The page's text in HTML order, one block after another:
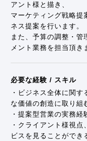
アント様と描き、
マーケティング戦略提
ネス提案を行います。
また、予算の調整・管
メント業務を担当頂き
必要な経験 / スキル
・ビジネス全体に関
な価値の創造に取り組
・提案型営業の実務
・クライアント様視
ビスを見ることができ